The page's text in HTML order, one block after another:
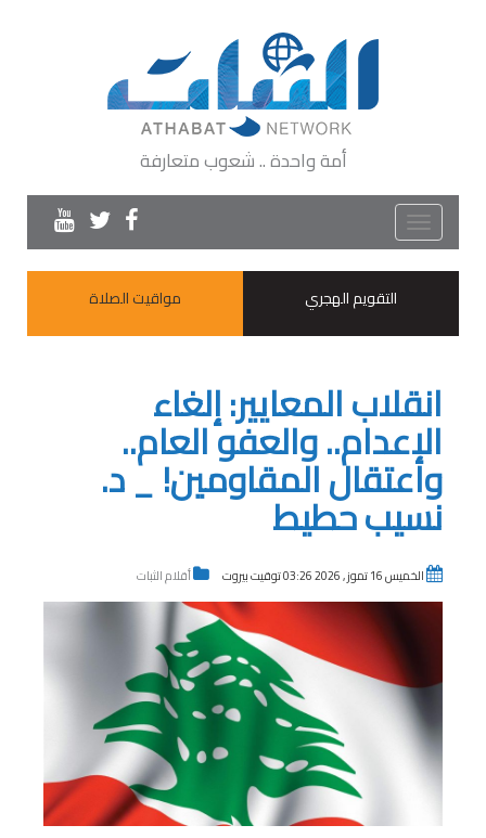
أمة واحدة .. شعوب متعارفة
Toggle
navigation
التقويم الهجري
مواقيت الصلاة
انقلاب المعايير: إلغاء
الإعدام.. والعفو العام..
واعتقال المقاومين! _ د.
نسيب حطيط
الخميس 16 تموز , 2026 03:26 توقيت بيروت أقلام الثبات